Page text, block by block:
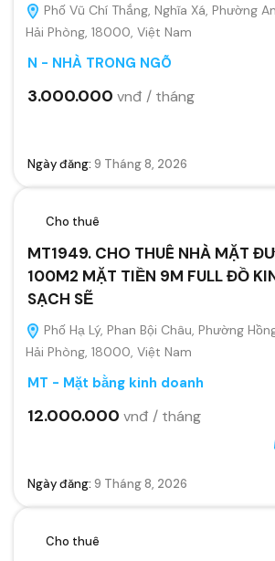
Phố Vũ Chí Thắng, Nghĩa Xá, Phường
Hải Phòng, 18000, Việt Nam
N - NHÀ TRONG NGÕ
3.000.000 vnđ / tháng
Ngày đăng: 9 Tháng 8, 2026
Cho thuê
MT1949. CHO THUÊ NHÀ MẶT
100M2 MẶT TIỀN 9M FULL ĐỒ
SẠCH SẼ
Phố Hạ Lý, Phan Bội Châu, Phường
Hải Phòng, 18000, Việt Nam
MT - Mặt bằng kinh doanh
12.000.000 vnđ / tháng
Ngày đăng: 9 Tháng 8, 2026
Cho thuê